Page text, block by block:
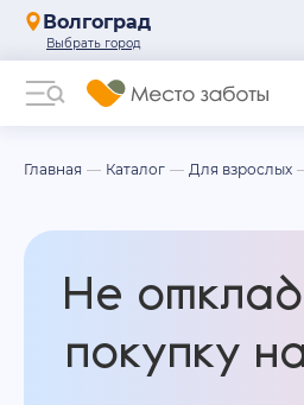
Волгоград
Главная Каталог Для взрослых
Не
покупку